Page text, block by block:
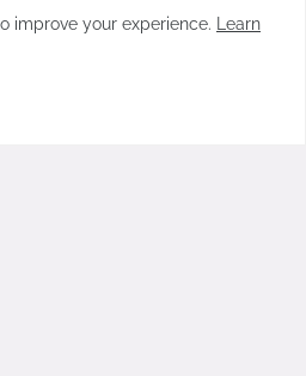
improve your experience.
Learn